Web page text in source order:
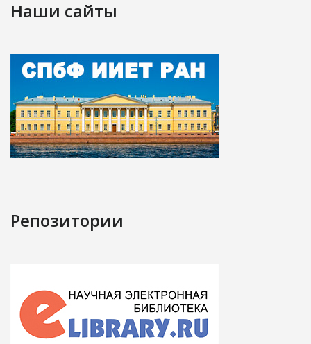
Наши сайты
Репозитории